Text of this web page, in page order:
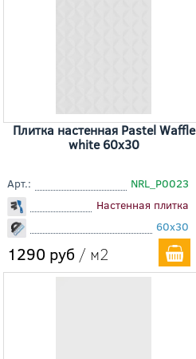
Плитка настенная Pastel Waffle
white 60x30
Арт.:
NRL_P0023
Настенная плитка
60x30
1290 руб / м2